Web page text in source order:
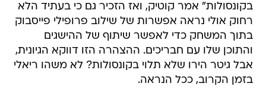
בקונסולות" אמר קוטיק, ואז הזכיר גם כי בעתיד הלא
רחוק אולי נראה אפשרות של שילוב פרופילי פייסבוק
בתוך המשחק כדי לאפשר שיתוף של ההישגים
והתוכן שלו עם חבריכים. ההצהרה הזו דווקא הגיונית,
אבל גיטר הירו שלא תלוי בקונסולות? לא משהו ריאלי
בזמן הקרוב, ככל הנראה.